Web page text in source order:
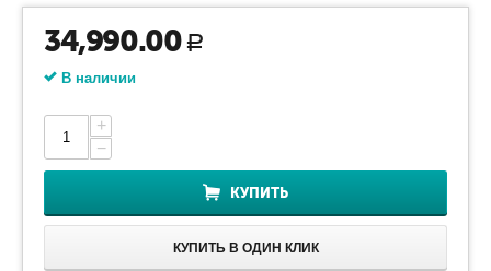
34,990.00 Р
В наличии
+
−
КУПИТЬ
КУПИТЬ В ОДИН КЛИК